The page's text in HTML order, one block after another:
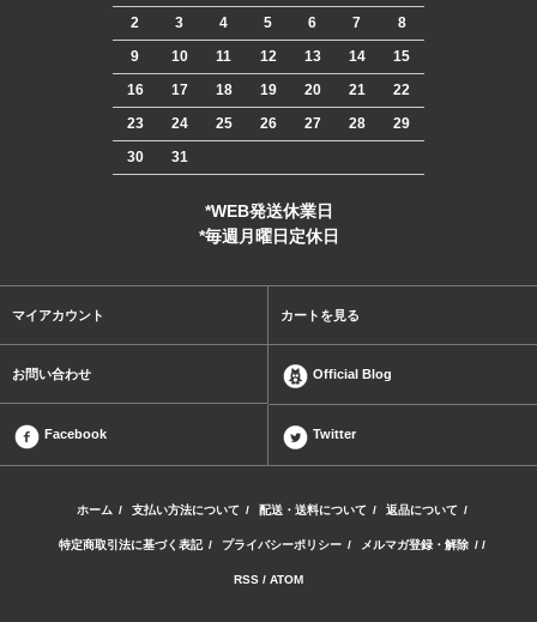
2
3 4 5 6 7
8
9
10 11 12 13 14
15
16
17 18 19 20 21
22
23
24 25 26 27 28
29
30
31
*WEB発送休業日
*毎週月曜日定休日
マイアカウント カートを見る
お問い合わせ Official Blog
Facebook Twitter
ホーム / 支払い方法について / 配送・送料について / 返品について /
特定商取引法に基づく表記 / プライバシーポリシー / メルマガ登録・解除 / /
RSS / ATOM